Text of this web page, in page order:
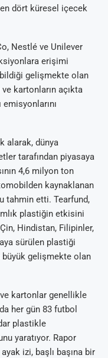
dört küresel içecek
Nestlé ve Unilever
erişimi
gelişmekte olan
kartonların açıkta
alarak, dünya
tarafından piyasaya
4,6 milyon ton
kaynaklanan
tahmin etti. Tearfund,
plastiğin etkisini
Hindistan, Filipinler,
sürülen plastiği
büyük gelişmekte olan
kartonlar genellikle
her gün 83 futbol
plastikle
yaratıyor. Rapor
izi, başlı başına bir